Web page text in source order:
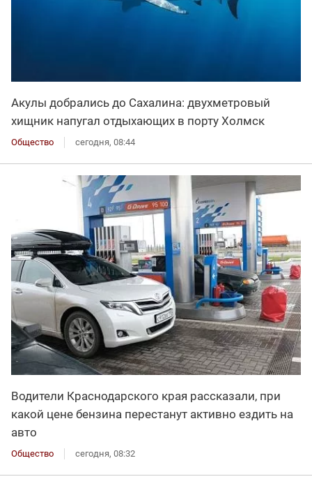
Акулы добрались до Сахалина: двухметровый
хищник напугал отдыхающих в порту Холмск
Общество сегодня, 08:44
Водители Краснодарского края рассказали, при
какой цене бензина перестанут активно ездить на
авто
Общество сегодня, 08:32